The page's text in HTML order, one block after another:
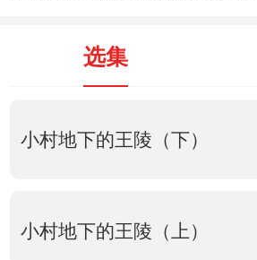
选集
小村地下的王陵（下）
小村地下的王陵（上）